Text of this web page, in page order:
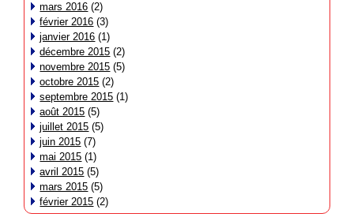
mars 2016 (2)
février 2016 (3)
janvier 2016 (1)
décembre 2015 (2)
novembre 2015 (5)
octobre 2015 (2)
septembre 2015 (1)
août 2015 (5)
juillet 2015 (5)
juin 2015 (7)
mai 2015 (1)
avril 2015 (5)
mars 2015 (5)
février 2015 (2)